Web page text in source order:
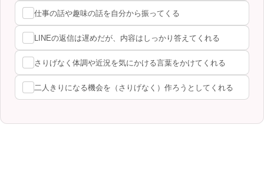
仕事の話や趣味の話を自分から振ってくる
LINEの返信は遅めだが、内容はしっかり答えてくれる
さりげなく体調や近況を気にかける言葉をかけてくれる
二人きりになる機会を（さりげなく）作ろうとしてくれる